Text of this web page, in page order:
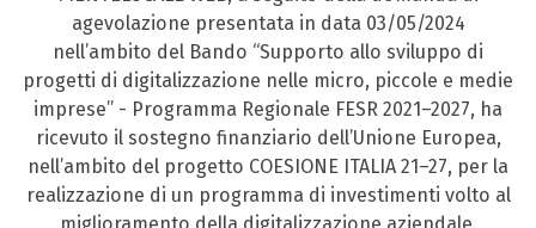
agevolazione presentata in data 03/05/2024
nell’ambito del Bando “Supporto allo sviluppo di
progetti di digitalizzazione nelle micro, piccole e medie
imprese” - Programma Regionale FESR 2021–2027, ha
ricevuto il sostegno finanziario dell’Unione Europea,
nell’ambito del progetto COESIONE ITALIA 21–27, per la
realizzazione di un programma di investimenti volto al